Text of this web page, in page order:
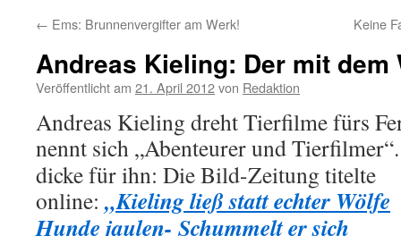
← Ems: Brunnenvergifter am Werk! Keine
Andreas Kieling: Der mit dem
Veröffentlicht am 21. April 2012von Redaktion
Andreas Kieling dreht Tierfilme fürs
nennt sich „Abenteurer und
dicke für ihn: Die Bild-Zeitung titelte
online: „Kieling ließ statt echter Wölfe
Hunde jaulen- Schummelt er sich